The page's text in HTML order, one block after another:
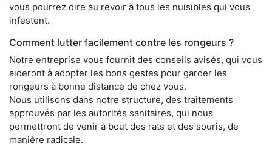
vous pourrez dire au revoir à tous les nuisibles qui vous
infestent.
Comment lutter facilement contre les rongeurs ?
Notre entreprise vous fournit des conseils avisés, qui vous
aideront à adopter les bons gestes pour garder les
rongeurs à bonne distance de chez vous.
Nous utilisons dans notre structure, des traitements
approuvés par les autorités sanitaires, qui nous
permettront de venir à bout des rats et des souris, de
manière radicale.